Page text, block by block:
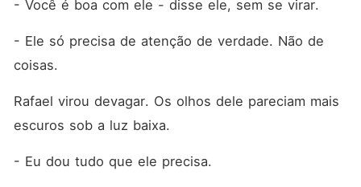
- Você é boa com ele - disse ele, sem se virar.
- Ele só precisa de atenção de verdade. Não de
coisas.
Rafael virou devagar. Os olhos dele pareciam mais
escuros sob a luz baixa.
- Eu dou tudo que ele precisa.